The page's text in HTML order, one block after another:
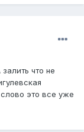
что не
это все уже